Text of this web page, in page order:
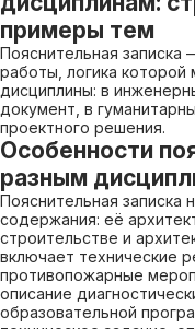
примеры тем
Пояснительная
работы, логика которой
дисциплины: в
документ, в
проектного решения.
Особенности
разным
Пояснительная записка
содержания: её
строительстве и
включает технические
противопожарные
описание
образовательной